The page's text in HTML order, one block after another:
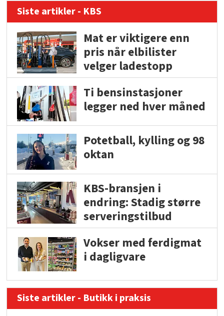
Siste artikler - KBS
Mat er viktigere enn
pris når elbilister
velger ladestopp
Ti bensinstasjoner
legger ned hver måned
Potetball, kylling og 98
oktan
KBS-bransjen i
endring: Stadig større
serveringstilbud
Vokser med ferdigmat
i dagligvare
Siste artikler - Butikk i praksis